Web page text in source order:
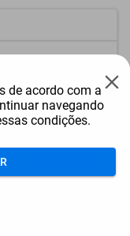
de acordo com a
navegando
condições.